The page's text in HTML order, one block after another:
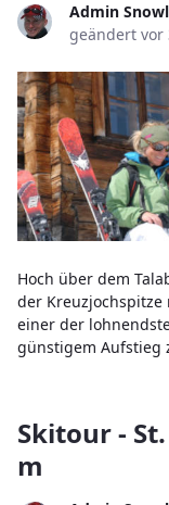
Admin
geändert vor
Hoch über dem
der
einer der
günstigem Aufstieg
Skitour -
m